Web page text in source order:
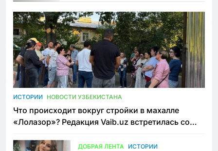
ИСТОРИИ НОВОСТИ УЗБЕКИСТАНА
Что происходит вокруг стройки в махалле
«Лолазор»? Редакция Vaib.uz встретилась со
ДОБРАЯ ЛЕНТА ИСТОРИИ